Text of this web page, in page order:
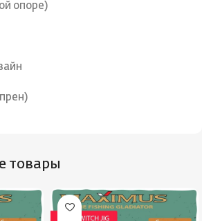
опоре)
товары